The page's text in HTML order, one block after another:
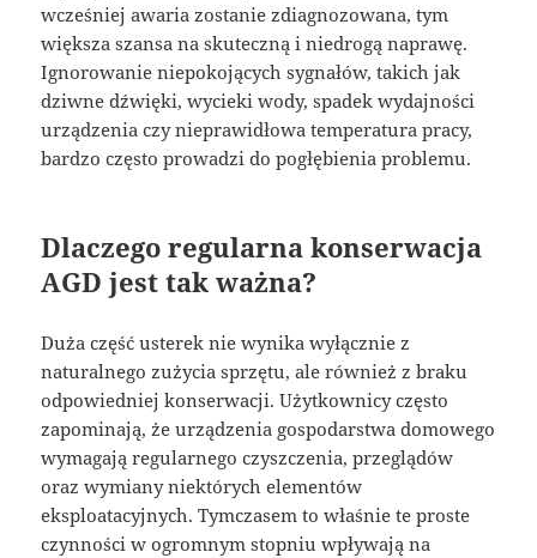
wcześniej awaria zostanie zdiagnozowana, tym
większa szansa na skuteczną i niedrogą naprawę.
Ignorowanie niepokojących sygnałów, takich jak
dziwne dźwięki, wycieki wody, spadek wydajności
urządzenia czy nieprawidłowa temperatura pracy,
bardzo często prowadzi do pogłębienia problemu.
Dlaczego regularna konserwacja
AGD jest tak ważna?
Duża część usterek nie wynika wyłącznie z
naturalnego zużycia sprzętu, ale również z braku
odpowiedniej konserwacji. Użytkownicy często
zapominają, że urządzenia gospodarstwa domowego
wymagają regularnego czyszczenia, przeglądów
oraz wymiany niektórych elementów
eksploatacyjnych. Tymczasem to właśnie te proste
czynności w ogromnym stopniu wpływają na